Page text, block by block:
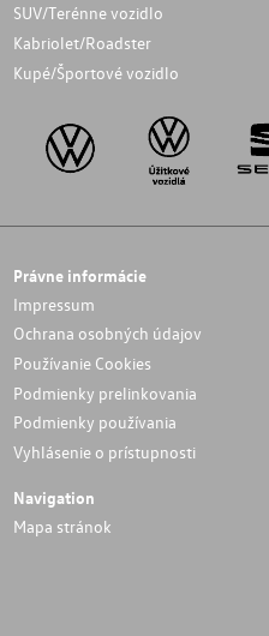
SUV/Terénne vozidlo
Kabriolet/Roadster
Kupé/Športové vozidlo
Právne informácie
Impressum
Ochrana osobných údajov
Používanie Cookies
Podmienky prelinkovania
Podmienky používania
Vyhlásenie o prístupnosti
Navigation
Mapa stránok